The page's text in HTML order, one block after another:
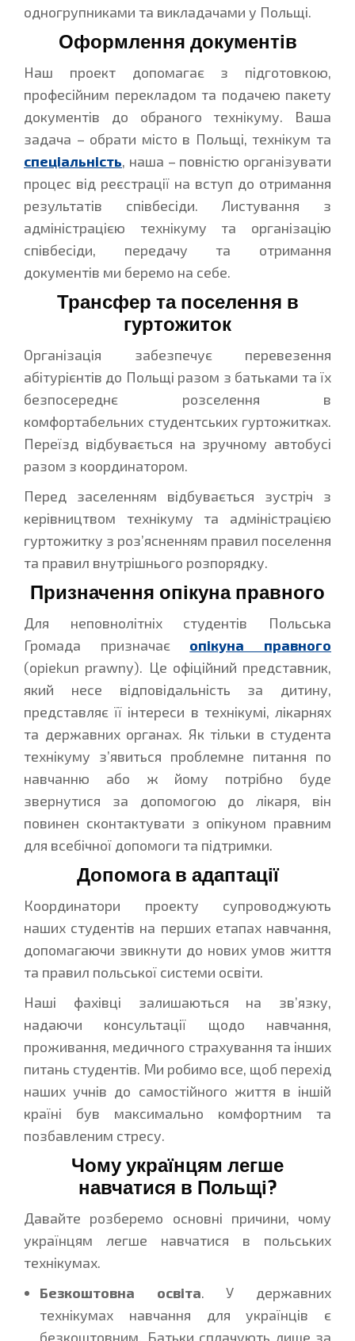
одногрупниками та викладачами у Польщі.
Оформлення документів
Наш проект допомагає з підготовкою,
професійним перекладом та подачею пакету
документів до обраного технікуму. Ваша
задача – обрати місто в Польщі, технікум та
спеціальність, наша – повністю організувати
процес від реєстрації на вступ до отримання
результатів співбесіди. Листування з
адміністрацією технікуму та організацію
співбесіди, передачу та отримання
документів ми беремо на себе.
Трансфер та поселення в
гуртожиток
Організація забезпечує перевезення
абітурієнтів до Польщі разом з батьками та їх
безпосереднє розселення в
комфортабельних студентських гуртожитках.
Переїзд відбувається на зручному автобусі
разом з координатором.
Перед заселенням відбувається зустріч з
керівництвом технікуму та адміністрацією
гуртожитку з роз’ясненням правил поселення
та правил внутрішнього розпорядку.
Призначення опікуна правного
Для неповнолітніх студентів Польська
Громада призначає опікуна правного
(opiekun prawny). Це офіційний представник,
який несе відповідальність за дитину,
представляє її інтереси в технікумі, лікарнях
та державних органах. Як тільки в студента
технікуму з’явиться проблемне питання по
навчанню або ж йому потрібно буде
звернутися за допомогою до лікаря, він
повинен сконтактувати з опікуном правним
для всебічної допомоги та підтримки.
Допомога в адаптації
Координатори проекту супроводжують
наших студентів на перших етапах навчання,
допомагаючи звикнути до нових умов життя
та правил польської системи освіти.
Наші фахівці залишаються на зв’язку,
надаючи консультації щодо навчання,
проживання, медичного страхування та інших
питань студентів. Ми робимо все, щоб перехід
наших учнів до самостійного життя в іншій
країні був максимально комфортним та
позбавленим стресу.
Чому українцям легше
навчатися в Польщі?
Давайте розберемо основні причини, чому
українцям легше навчатися в польських
технікумах.
Безкоштовна освіта. У державних
технікумах навчання для українців є
безкоштовним. Батьки сплачують лише за